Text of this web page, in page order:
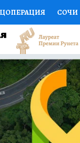
СОЧИ
СПОРТ
ФИНАНСЫ
НА СПОРТ
ТЕСТЫ НОВОЕ